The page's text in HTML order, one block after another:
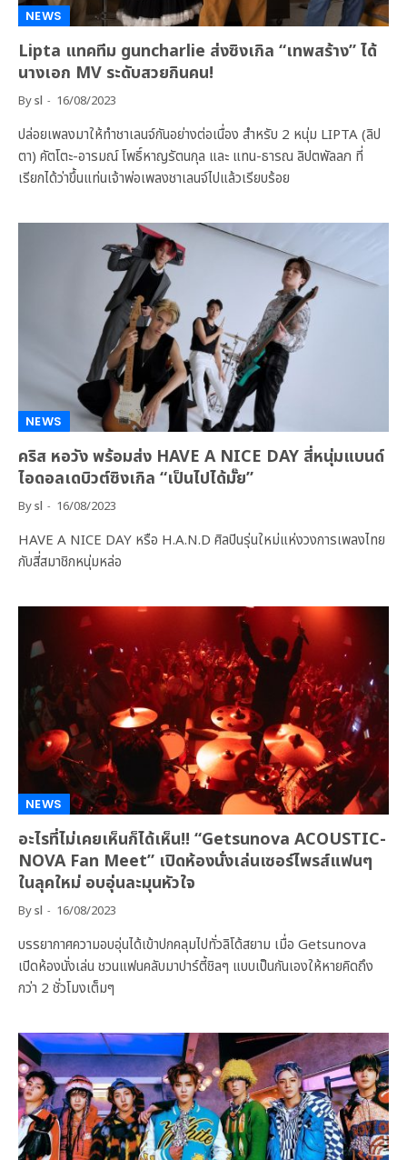
NEWS
Lipta แทคทีม guncharlie ส่งซิงเกิล “เทพสร้าง” ได้
นางเอก MV ระดับสวยกินคน!
Bysl 16/08/2023
ปล่อยเพลงมาให้ทำชาเลนจ์กันอย่างต่อเนื่อง สำหรับ 2 หนุ่ม LIPTA (ลิป
ตา) คัตโตะ-อารมณ์ โพธิ์หาญรัตนกุล และ แทน-ธารณ ลิปตพัลลภ ที่
เรียกได้ว่าขึ้นแท่นเจ้าพ่อเพลงชาเลนจ์ไปแล้วเรียบร้อย
NEWS
คริส หอวัง พร้อมส่ง HAVE A NICE DAY สี่หนุ่มแบนด์
ไอดอลเดบิวต์ซิงเกิล “เป็นไปได้มั๊ย”
Bysl 16/08/2023
HAVE A NICE DAY หรือ H.A.N.D ศิลปินรุ่นใหม่แห่งวงการเพลงไทย
กับสี่สมาชิกหนุ่มหล่อ
NEWS
อะไรที่ไม่เคยเห็นก็ได้เห็น!! “Getsunova ACOUSTIC-
NOVA Fan Meet” เปิดห้องนั่งเล่นเซอร์ไพรส์แฟนๆ
ในลุคใหม่ อบอุ่นละมุนหัวใจ
Bysl 16/08/2023
บรรยากาศความอบอุ่นได้เข้าปกคลุมไปทั่วลิโด้สยาม เมื่อ Getsunova
เปิดห้องนั่งเล่น ชวนแฟนคลับมาปาร์ตี้ชิลๆ แบบเป็นกันเองให้หายคิดถึง
กว่า 2 ชั่วโมงเต็มๆ